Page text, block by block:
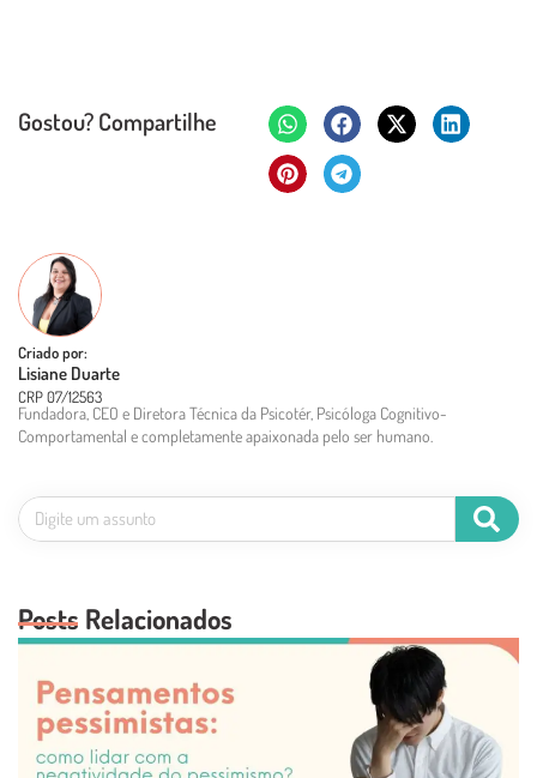
Gostou? Compartilhe
Criado por:
Lisiane Duarte
CRP 07/12563
Fundadora, CEO e Diretora Técnica da Psicotér, Psicóloga Cognitivo-
Comportamental e completamente apaixonada pelo ser humano.
Posts Relacionados